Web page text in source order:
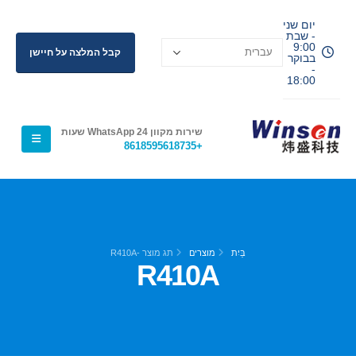
יום שני
- שבת
9:00
בבוקר
-
18:00
קבל המלצה על חיישן
שירות מקוון WhatsApp 24 שעות
+8618595618735
בַּיִת מוצרים תג מוצר -R410A
R410A